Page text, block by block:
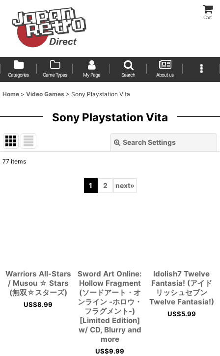
Cart
Categories Game Types My Page Search About us
Home > Video Games > Sony Playstation Vita
Sony Playstation Vita
Search Settings
77 items
1 2 next»
Warriors All-Stars
/ Musou ☆ Stars
(無双☆スターズ)
US$8.99
Sword Art Online:
Hollow Fragment
(ソードアート・オ
ンライン -ホロウ・
フラグメント-)
[Limited Edition]
w/ CD, Blurry and
more
US$9.99
Idolish7 Twelve
Fantasia! (アイド
リッシュセブン
Twelve Fantasia!)
US$5.99